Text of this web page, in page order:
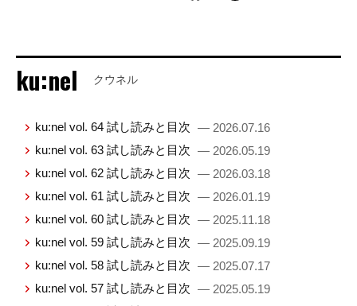
ku:nel クウネル
ku:nel vol. 64 試し読みと目次 — 2026.07.16
ku:nel vol. 63 試し読みと目次 — 2026.05.19
ku:nel vol. 62 試し読みと目次 — 2026.03.18
ku:nel vol. 61 試し読みと目次 — 2026.01.19
ku:nel vol. 60 試し読みと目次 — 2025.11.18
ku:nel vol. 59 試し読みと目次 — 2025.09.19
ku:nel vol. 58 試し読みと目次 — 2025.07.17
ku:nel vol. 57 試し読みと目次 — 2025.05.19